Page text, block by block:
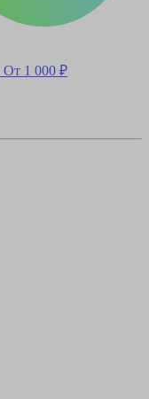
От 1 000 ₽